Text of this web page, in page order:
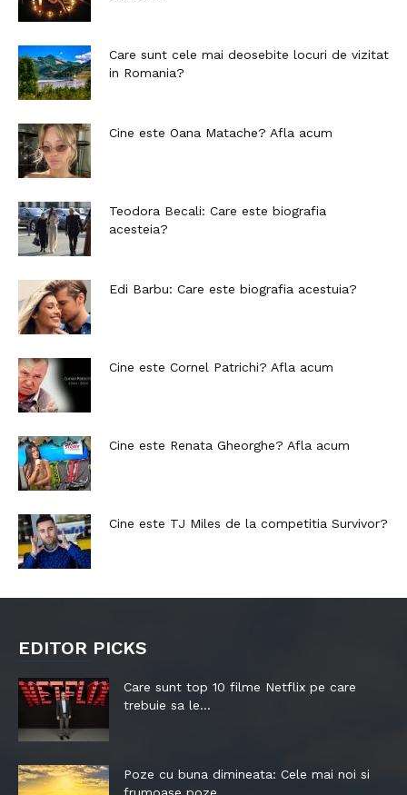
Care sunt cele mai deosebite locuri de vizitat
in Romania?
Cine este Oana Matache? Afla acum
Teodora Becali: Care este biografia
acesteia?
Edi Barbu: Care este biografia acestuia?
Cine este Cornel Patrichi? Afla acum
Cine este Renata Gheorghe? Afla acum
Cine este TJ Miles de la competitia Survivor?
EDITOR PICKS
Care sunt top 10 filme Netflix pe care
trebuie sa le...
Poze cu buna dimineata: Cele mai noi si
frumoase poze